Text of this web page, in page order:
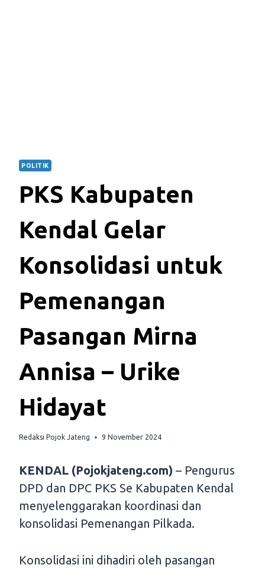
POLITIK
PKS Kabupaten
Kendal Gelar
Konsolidasi untuk
Pemenangan
Pasangan Mirna
Annisa – Urike
Hidayat
Redaksi Pojok Jateng 9 November 2024
KENDAL (Pojokjateng.com) – Pengurus
DPD dan DPC PKS Se Kabupaten Kendal
menyelenggarakan koordinasi dan
konsolidasi Pemenangan Pilkada.
Konsolidasi ini dihadiri oleh pasangan